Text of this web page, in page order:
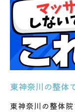
東神奈川の整体
東神奈川の整体